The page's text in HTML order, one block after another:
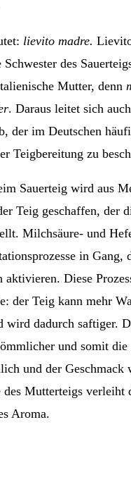
lievito madre.
des
Mutter, denn
. Daraus leitet sich
der im Deutschen
Teigbereitung zu
Sauerteig wird aus
Teig geschaffen, der
Milchsäure- und
in Gang,
aktivieren. Diese
der Teig kann mehr
wird dadurch saftiger.
und somit die
und der Geschmack
des Mutterteigs verleiht
Aroma.